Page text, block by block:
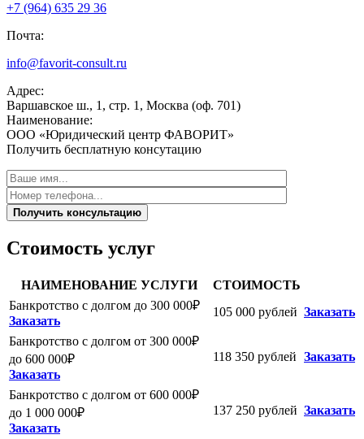
+7 (964) 635 29 36
Почта:
info@favorit-consult.ru
Адрес:
Варшавское ш., 1, стр. 1, Москва (оф. 701)
Наименование:
ООО «Юридический центр ФАВОРИТ»
Получить бесплатную консутацию
Получить консультацию
Стоимость услуг
НАИМЕНОВАНИЕ УСЛУГИ
СТОИМОСТЬ
Банкротство с долгом до 300 000₽
Заказать
105 000 рублей Заказать
Банкротство с долгом от 300 000₽
до 600 000₽
Заказать
118 350 рублей Заказать
Банкротство с долгом от 600 000₽
до 1 000 000₽
Заказать
137 250 рублей Заказать